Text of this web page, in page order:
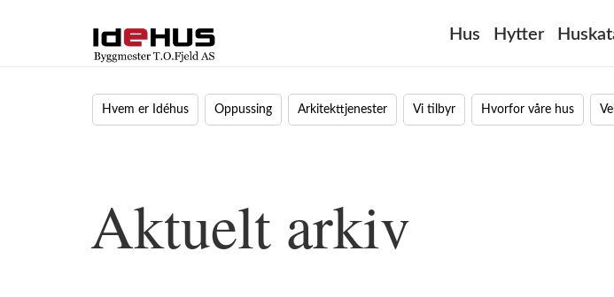
Hus Hytter
Hvem er Idéhus Oppussing Arkitekttjenester Vi tilbyr Hvorfor våre hus
Aktuelt arkiv